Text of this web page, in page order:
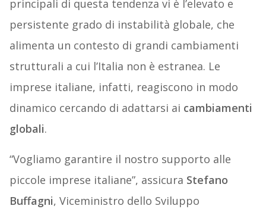
principali di questa tendenza vi è l’elevato e
persistente grado di instabilità globale, che
alimenta un contesto di grandi cambiamenti
strutturali a cui l’Italia non è estranea. Le
imprese italiane, infatti, reagiscono in modo
dinamico cercando di adattarsi ai cambiamenti
globali.
“Vogliamo garantire il nostro supporto alle
piccole imprese italiane”, assicura Stefano
Buffagni, Viceministro dello Sviluppo